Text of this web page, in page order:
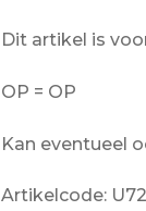
Dit artikel is
OP = OP
Kan eventueel
Artikelcode: